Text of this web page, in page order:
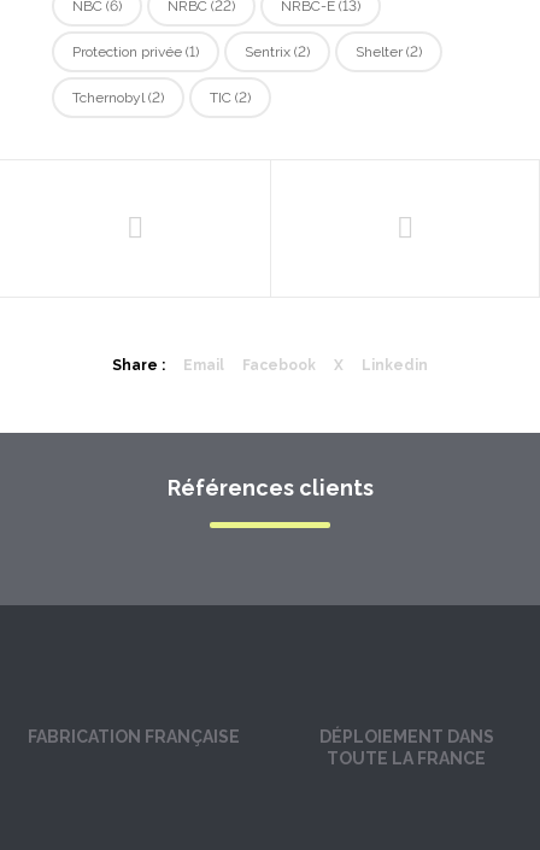
NBC(6) NRBC(22) NRBC-E(13)
Protection privée(1) Sentrix(2) Shelter(2)
Tchernobyl (2) TIC(2)
Share : Email Facebook X Linkedin
Références clients
FABRICATION FRANÇAISE
DÉPLOIEMENT DANS
TOUTE LA FRANCE